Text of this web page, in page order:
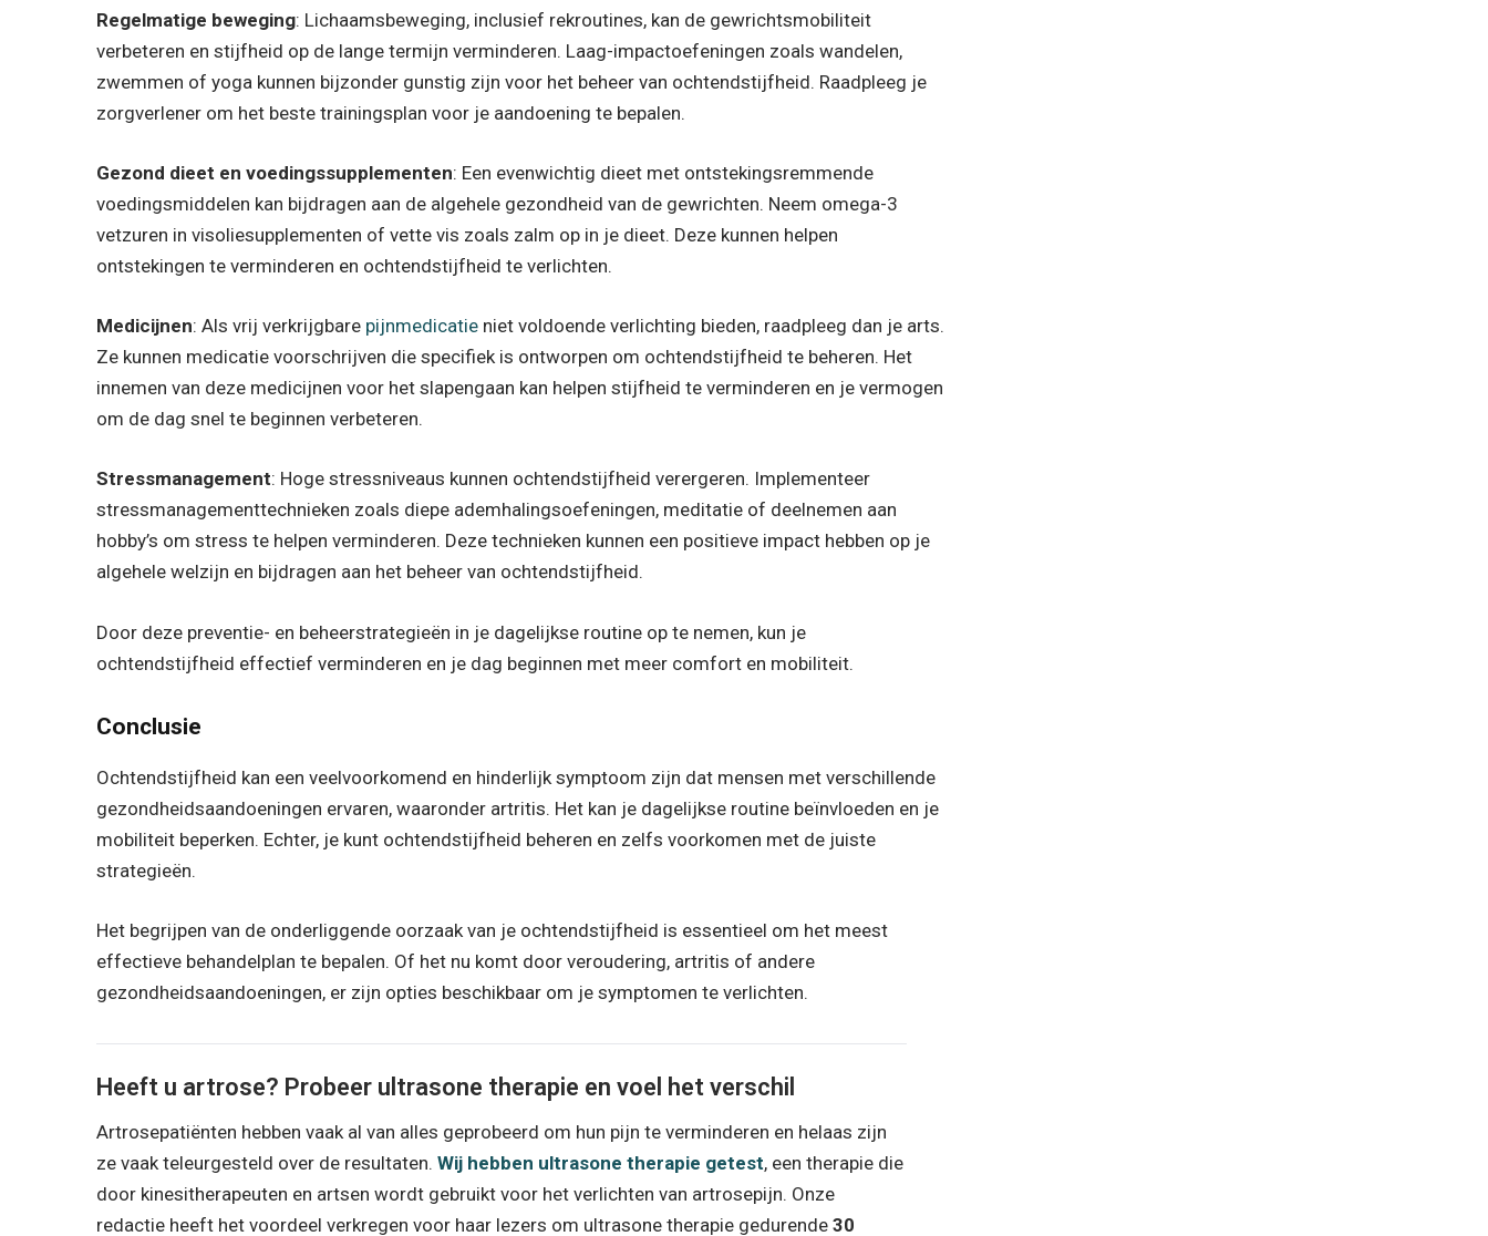
Regelmatige beweging: Lichaamsbeweging, inclusief rekroutines, kan de gewrichtsmobiliteit
verbeteren en stijfheid op de lange termijn verminderen. Laag-impactoefeningen zoals wandelen,
zwemmen of yoga kunnen bijzonder gunstig zijn voor het beheer van ochtendstijfheid. Raadpleeg je
zorgverlener om het beste trainingsplan voor je aandoening te bepalen.
Gezond dieet en voedingssupplementen: Een evenwichtig dieet met ontstekingsremmende
voedingsmiddelen kan bijdragen aan de algehele gezondheid van de gewrichten. Neem omega-3
vetzuren in visoliesupplementen of vette vis zoals zalm op in je dieet. Deze kunnen helpen
ontstekingen te verminderen en ochtendstijfheid te verlichten.
Medicijnen: Als vrij verkrijgbare pijnmedicatie niet voldoende verlichting bieden, raadpleeg dan je arts.
Ze kunnen medicatie voorschrijven die specifiek is ontworpen om ochtendstijfheid te beheren. Het
innemen van deze medicijnen voor het slapengaan kan helpen stijfheid te verminderen en je vermogen
om de dag snel te beginnen verbeteren.
Stressmanagement: Hoge stressniveaus kunnen ochtendstijfheid verergeren. Implementeer
stressmanagementtechnieken zoals diepe ademhalingsoefeningen, meditatie of deelnemen aan
hobby’s om stress te helpen verminderen. Deze technieken kunnen een positieve impact hebben op je
algehele welzijn en bijdragen aan het beheer van ochtendstijfheid.
Door deze preventie- en beheerstrategieën in je dagelijkse routine op te nemen, kun je
ochtendstijfheid effectief verminderen en je dag beginnen met meer comfort en mobiliteit.
Conclusie
Ochtendstijfheid kan een veelvoorkomend en hinderlijk symptoom zijn dat mensen met verschillende
gezondheidsaandoeningen ervaren, waaronder artritis. Het kan je dagelijkse routine beïnvloeden en je
mobiliteit beperken. Echter, je kunt ochtendstijfheid beheren en zelfs voorkomen met de juiste
strategieën.
Het begrijpen van de onderliggende oorzaak van je ochtendstijfheid is essentieel om het meest
effectieve behandelplan te bepalen. Of het nu komt door veroudering, artritis of andere
gezondheidsaandoeningen, er zijn opties beschikbaar om je symptomen te verlichten.
Heeft u artrose? Probeer ultrasone therapie en voel het verschil
Artrosepatiënten hebben vaak al van alles geprobeerd om hun pijn te verminderen en helaas zijn
ze vaak teleurgesteld over de resultaten. Wij hebben ultrasone therapie getest, een therapie die
door kinesitherapeuten en artsen wordt gebruikt voor het verlichten van artrosepijn. Onze
redactie heeft het voordeel verkregen voor haar lezers om ultrasone therapie gedurende 30